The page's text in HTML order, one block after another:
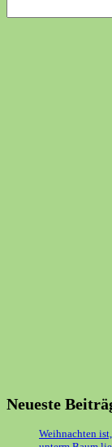
Neueste
Weihnachten